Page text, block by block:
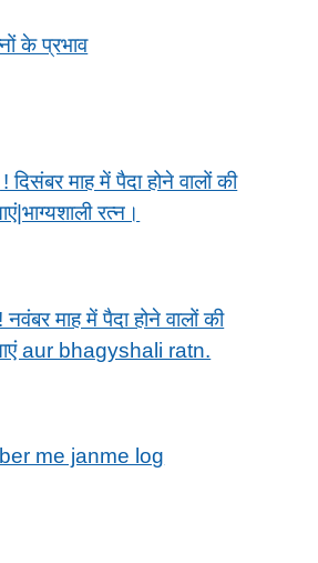
के प्रभाव
! दिसंबर माह में पैदा होने वालों की
रत्न।
नवंबर माह में पैदा होने वालों की
aur bhagyshali ratn.
me janme log